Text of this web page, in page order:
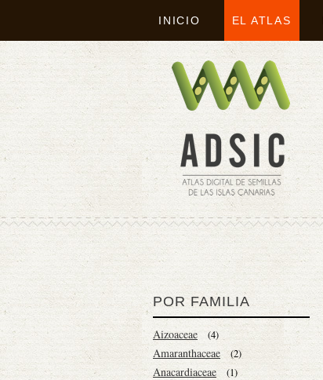
INICIO EL ATLAS
POR FAMILIA
Aizoaceae (4)
Amaranthaceae (2)
Anacardiaceae (1)